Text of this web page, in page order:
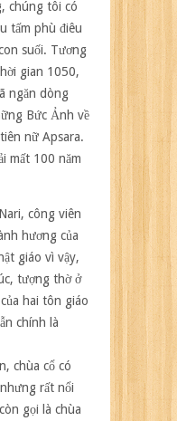
chúng tôi có
tấm phù điêu
suối. Tương
gian 1050,
ngăn dòng
Bức Ảnh về
nữ Apsara.
mất 100 năm
công viên
hương của
giáo vì vậy,
tượng thờ ở
hai tôn giáo
chính là
chùa cổ có
rất nổi
gọi là chùa